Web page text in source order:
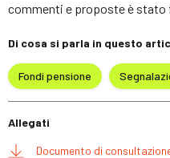
commenti e proposte è stato
Di cosa si parla in questo
Fondi pensione
Allegati
Documento di